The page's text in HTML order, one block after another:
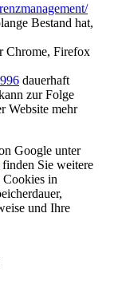
Bestand hat,
Chrome, Firefox
dauerhaft
zur Folge
Website mehr
Google unter
finden Sie weitere
in
und Ihre